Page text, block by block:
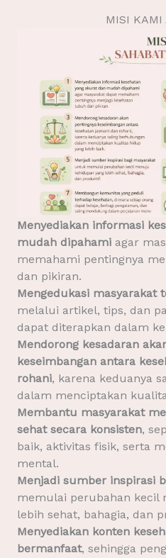
MISI KAMI
Menyediakan informasi
mudah dipahami agar
memahami pentingnya
dan pikiran.
Mengedukasi masyarakat
melalui artikel, tips, dan
dapat diterapkan dalam
Mendorong kesadaran
keseimbangan antara
rohani, karena keduanya
dalam menciptakan
Membantu masyarakat
sehat secara konsisten,
baik, aktivitas fisik, serta
mental.
Menjadi sumber inspirasi
memulai perubahan kecil
lebih sehat, bahagia, dan
Menyediakan konten
bermanfaat, sehingga